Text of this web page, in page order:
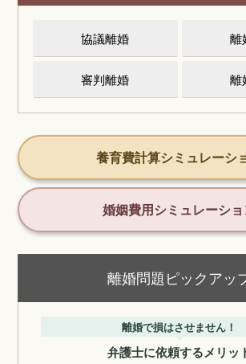
協議離婚 離
審判離婚 離
養育費計算シミュレーシ
婚姻費用シミュレーシ
離婚問題ピックアッ
離婚で損はさせません！
弁護士に依頼するメリッ